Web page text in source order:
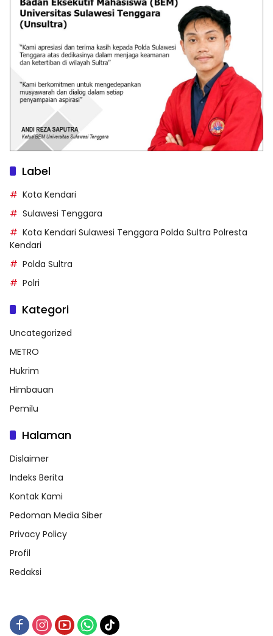
Label
Kota Kendari
Sulawesi Tenggara
Kota Kendari Sulawesi Tenggara Polda Sultra Polresta
Kendari
Polda Sultra
Polri
Kategori
Uncategorized
METRO
Hukrim
Himbauan
Pemilu
Halaman
Dislaimer
Indeks Berita
Kontak Kami
Pedoman Media Siber
Privacy Policy
Profil
Redaksi